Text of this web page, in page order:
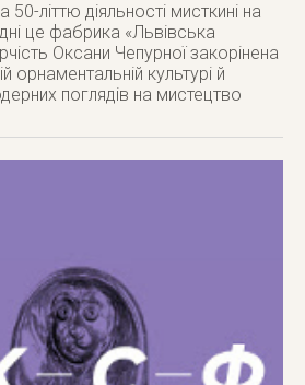
літтю діяльності мисткині на
це фабрика «Львівська
Оксани Чепурної закорінена
орнаментальній культурі й
поглядів на мистецтво